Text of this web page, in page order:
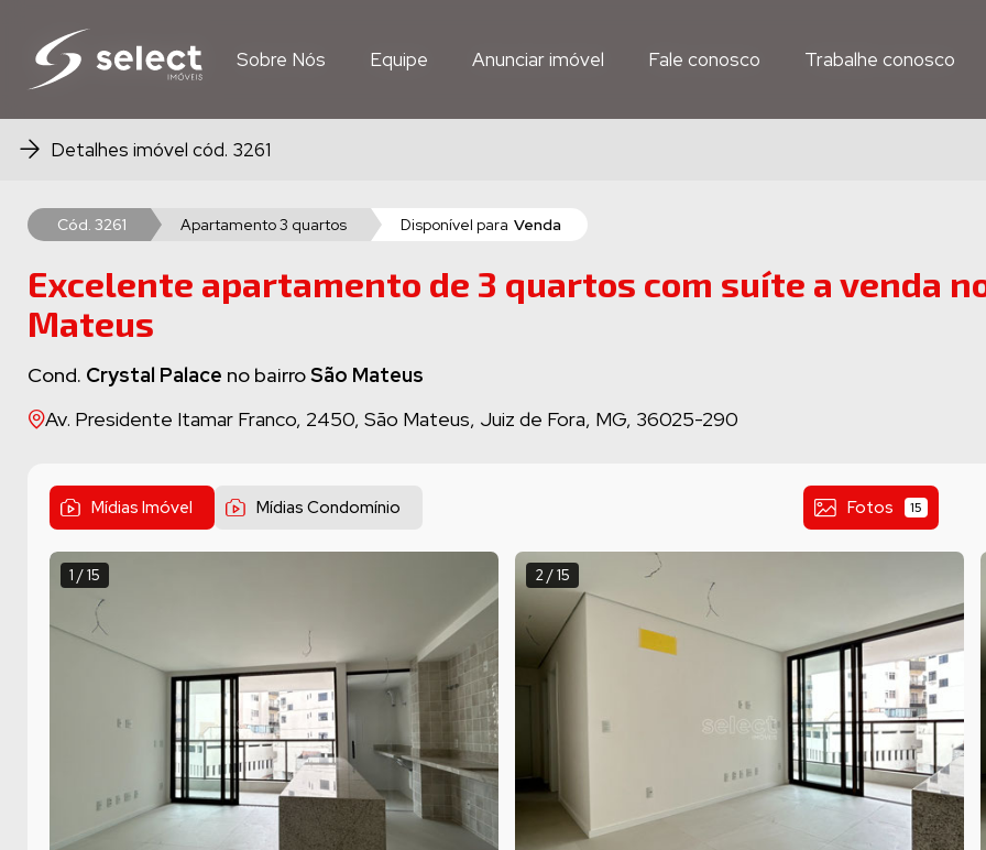
Sobre Nós Equipe Anunciar imóvel Fale conosco Trabalhe conosco
Sobre Nós Equipe Anunciar imóvel Fale conosco Trabalhe conosco
Detalhes imóvel cód. 3261
Cód. 3261 Apartamento 3 quartos Disponível para Venda
Excelente apartamento de 3 quartos com suíte a venda
Mateus
Cond. Crystal Palace no bairroSão Mateus
Av. Presidente Itamar Franco, 2450, São Mateus, Juiz de Fora, MG, 36025-290
Mídias Imóvel Mídias Condomínio Fotos 15
1 / 15 2 / 15